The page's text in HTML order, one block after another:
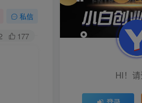
私信
177
HI！